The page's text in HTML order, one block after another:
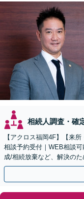
相続人調査・確
【アクロス福岡4F】【来
相談予約受付｜WEB相談
成/相続放棄など、解決の